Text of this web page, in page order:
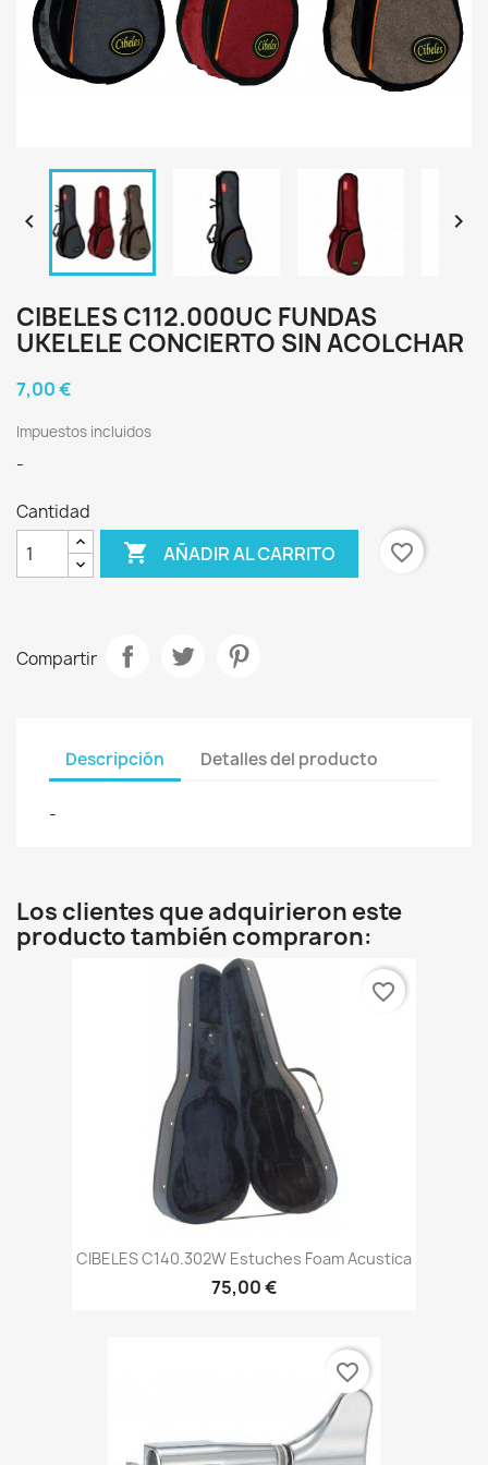
 
CIBELES C112.000UC FUNDAS
UKELELE CONCIERTO SIN ACOLCHAR
7,00 €
Impuestos incluidos
-
Cantidad
 AÑADIR AL CARRITO favorite_border
Compartir
Descripción Detalles del producto
-
Los clientes que adquirieron este
producto también compraron:
CIBELES C140.302W Estuches Foam Acustica
75,00 €
favorite_border
favorite_border